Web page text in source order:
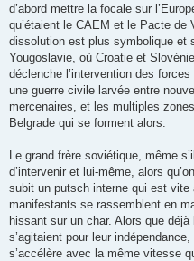
d’abord mettre la focale sur
qu’étaient le CAEM et le Pacte
dissolution est plus symbolique et
Yougoslavie, où Croatie et
déclenche l’intervention des
une guerre civile larvée entre
mercenaires, et les multiples
Belgrade qui se forment alors.
Le grand frère soviétique, même
d’intervenir et lui-même, alors
subit un putsch interne qui est
manifestants se rassemblent en
hissant sur un char. Alors que
s’agitaient pour leur
s’accélère avec la même vitesse